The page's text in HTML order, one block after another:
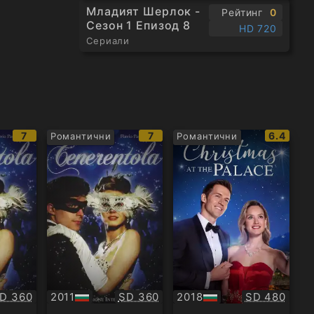
Младият Шерлок -
Сезон 1 Епизод 8
Сериали
Рейтинг
0
HD 720
IMDb
рейтинг:
7
360
Романтични
IMDb
рейтинг:
7
2011
БГ
Качество:
SD 360
Романтични
IMDb
6.4
2018
БГ
Качество:
SD 480